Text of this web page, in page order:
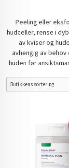
Peeling eller
hudceller, rense i
av kviser og
avhengig av
huden før